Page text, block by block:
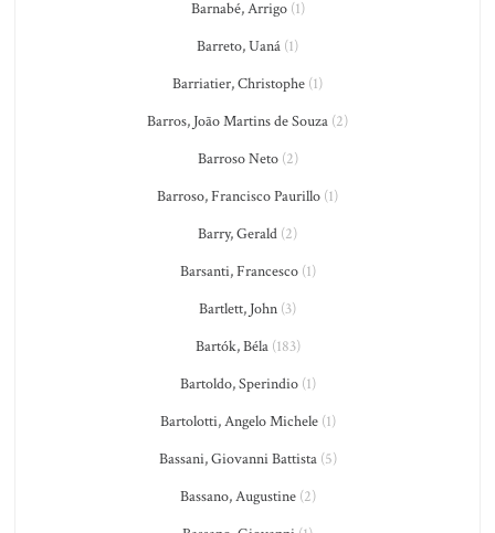
Barnabé, Arrigo(1)
Barreto, Uaná (1)
Barriatier, Christophe (1)
Barros, João Martins de Souza (2)
Barroso Neto(2)
Barroso, Francisco Paurillo (1)
Barry, Gerald (2)
Barsanti, Francesco(1)
Bartlett, John (3)
Bartók, Béla(183)
Bartoldo, Sperindio(1)
Bartolotti, Angelo Michele(1)
Bassani, Giovanni Battista(5)
Bassano, Augustine(2)